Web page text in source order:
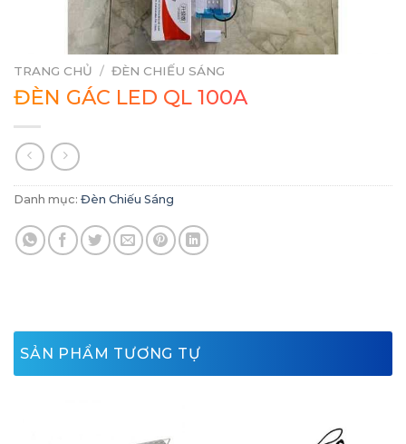
TRANG CHỦ / ĐÈN CHIẾU SÁNG
ĐÈN GÁC LED QL 100A
Danh mục: Đèn Chiếu Sáng
SẢN PHẨM TƯƠNG TỰ